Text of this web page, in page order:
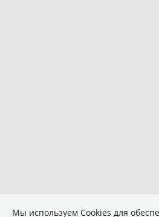
Мы используем Сookies для